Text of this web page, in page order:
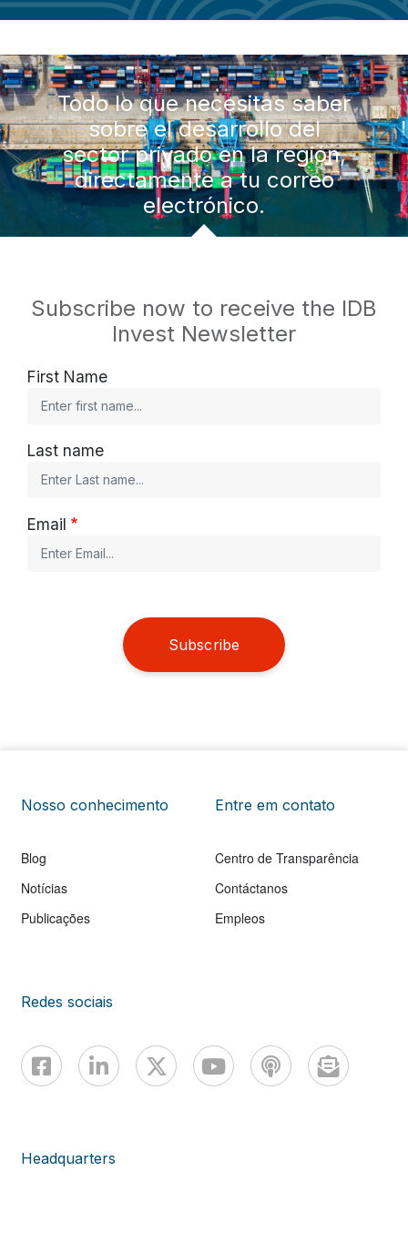
Todo lo que necesitas saber
sobre el desarrollo del
sector privado en la región,
directamente a tu correo
electrónico.
Subscribe now to receive the IDB
Invest Newsletter
First Name
Last name
Email
Subscribe
Nosso conhecimento
Blog
Notícias
Publicações
Entre em contato
Centro de Transparência
Contáctanos
Empleos
Redes sociais
Headquarters